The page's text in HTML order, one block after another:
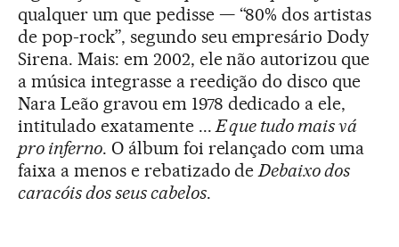
qualquer um que pedisse — “80% dos artistas
de pop-rock”, segundo seu empresário Dody
Sirena. Mais: em 2002, ele não autorizou que
a música integrasse a reedição do disco que
Nara Leão gravou em 1978 dedicado a ele,
intitulado exatamente ... E que tudo mais vá
pro inferno. O álbum foi relançado com uma
faixa a menos e rebatizado de Debaixo dos
caracóis dos seus cabelos.